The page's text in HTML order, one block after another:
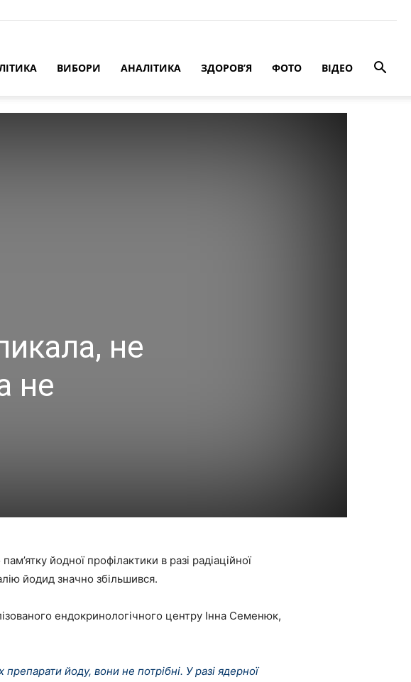
ВИБОРИ АНАЛІТИКА ЗДОРОВ’Я ФОТО ВІДЕО
не
не
йодної профілактики в разі радіаційної
йодид значно збільшився.
ендокринологічного центру Інна Семенюк,
йоду, вони не потрібні. У разі ядерної